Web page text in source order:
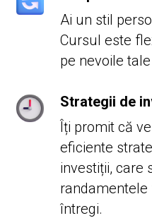
Ai un stil
Cursul este
pe nevoile
Strategii de
Îți promit că
eficiente
investiții, care
întregi.